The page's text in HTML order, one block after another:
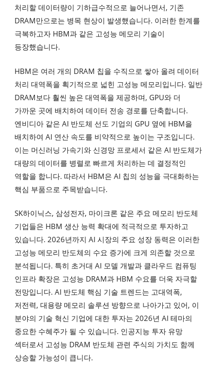
처리할 데이터량이 기하급수적으로 늘어나면서, 기존
DRAM만으로는 병목 현상이 발생했습니다. 이러한 한계를
극복하고자 HBM과 같은 고성능 메모리 기술이
등장했습니다.
HBM은 여러 개의 DRAM 칩을 수직으로 쌓아 올려 데이터
처리 대역폭을 획기적으로 넓힌 고성능 메모리입니다. 일반
DRAM보다 훨씬 높은 대역폭을 제공하며, GPU와 더
가까운 곳에 배치하여 데이터 전송 경로를 단축합니다.
엔비디아 같은 AI 반도체 선도 기업의 GPU 옆에 HBM을
배치하여 AI 연산 속도를 비약적으로 높이는 구조입니다.
이는 머신러닝 가속기와 신경망 프로세서 같은 AI 반도체가
대량의 데이터를 병렬로 빠르게 처리하는 데 결정적인
역할을 합니다. 따라서 HBM은 AI 칩의 성능을 극대화하는
핵심 부품으로 주목받습니다.
SK하이닉스, 삼성전자, 마이크론 같은 주요 메모리 반도체
기업들은 HBM 생산 능력 확대에 적극적으로 투자하고
있습니다. 2026년까지 AI 시장의 주요 성장 동력은 이러한
고성능 메모리 반도체의 수요 증가에 크게 의존할 것으로
분석됩니다. 특히 초거대 AI 모델 개발과 클라우드 컴퓨팅
인프라 확장은 고성능 DRAM과 HBM 수요를 더욱 자극할
전망입니다. AI 반도체 핵심 기술 트렌드는 고대역폭,
저전력, 대용량 메모리 솔루션 방향으로 나아가고 있어, 이
분야의 기술 혁신 기업에 대한 투자는 2026년 AI 테마의
중요한 수혜주가 될 수 있습니다. 인공지능 투자 유망
섹터로서 고성능 DRAM 반도체 관련 주식의 가치도 함께
상승할 가능성이 큽니다.